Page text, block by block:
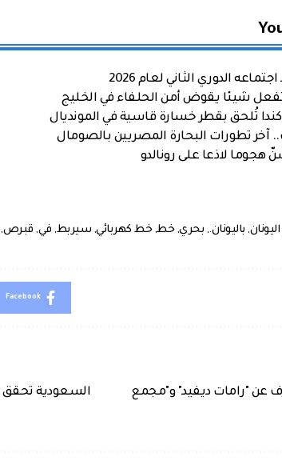
الدوري الثاني لعام 2026
شيئا يقوض أمن الحلفاء في الخليج
تُلحق بقطر خسارة قاسية في المونديال
آخر تطورات البحارة المصريين بالصومال
هجوما لاذعا على رونالدو
اليونان, باليونان., بحري,خط,خط كهربائي, سيربط, في, قبرص,
Facebook
عن "رامات ديفيد" و"مجمع